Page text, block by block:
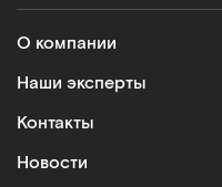
О компании
Наши эксперты
Контакты
Новости